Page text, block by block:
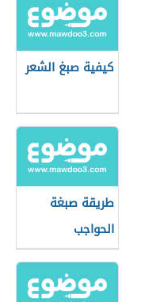
كيفية صبغ الشعر
طريقة صبغة
الحواجب